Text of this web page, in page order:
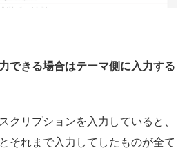
できる場合はテーマ側に入力する
クリプションを入力していると、
それまで入力してしたものが全て